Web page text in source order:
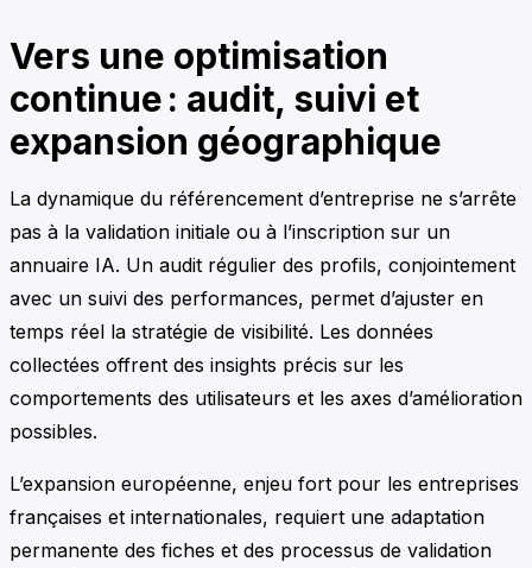
Vers une optimisation
continue : audit, suivi et
expansion géographique
La dynamique du référencement d’entreprise ne s’arrête
pas à la validation initiale ou à l’inscription sur un
annuaire IA. Un audit régulier des profils, conjointement
avec un suivi des performances, permet d’ajuster en
temps réel la stratégie de visibilité. Les données
collectées offrent des insights précis sur les
comportements des utilisateurs et les axes d’amélioration
possibles.
L’expansion européenne, enjeu fort pour les entreprises
françaises et internationales, requiert une adaptation
permanente des fiches et des processus de validation